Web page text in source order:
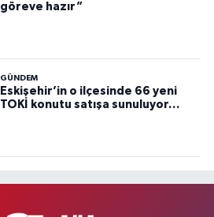
göreve hazır”
GÜNDEM
Eskişehir’in o ilçesinde 66 yeni
TOKİ konutu satışa sunuluyor…